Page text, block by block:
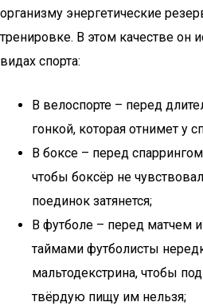
организму энергетические
тренировке. В этом качестве он
видах спорта:
В велоспорте – перед
гонкой, которая отнимет у
В боксе – перед
чтобы боксёр не
поединок затянется;
В футболе – перед матчем
таймами футболисты
мальтодекстрина, чтобы
твёрдую пищу им нельзя;